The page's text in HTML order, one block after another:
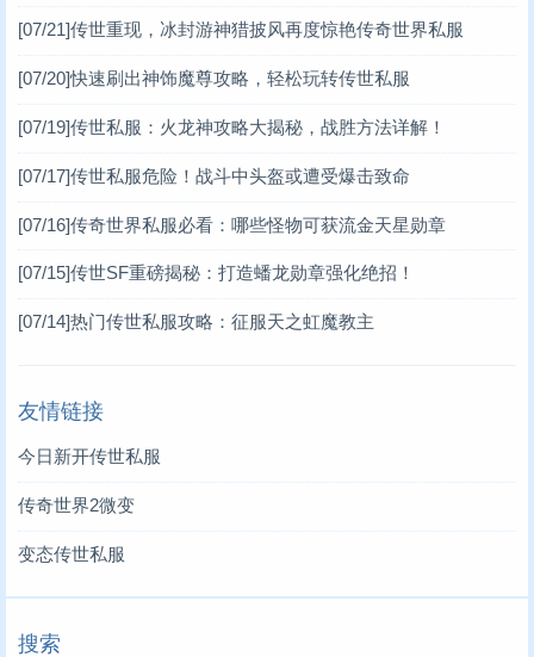
[07/21]传世重现，冰封游神猎披风再度惊艳传奇世界私服
[07/20]快速刷出神饰魔尊攻略，轻松玩转传世私服
[07/19]传世私服：火龙神攻略大揭秘，战胜方法详解！
[07/17]传世私服危险！战斗中头盔或遭受爆击致命
[07/16]传奇世界私服必看：哪些怪物可获流金天星勋章
[07/15]传世SF重磅揭秘：打造蟠龙勋章强化绝招！
[07/14]热门传世私服攻略：征服天之虹魔教主
友情链接
今日新开传世私服
传奇世界2微变
变态传世私服
搜索